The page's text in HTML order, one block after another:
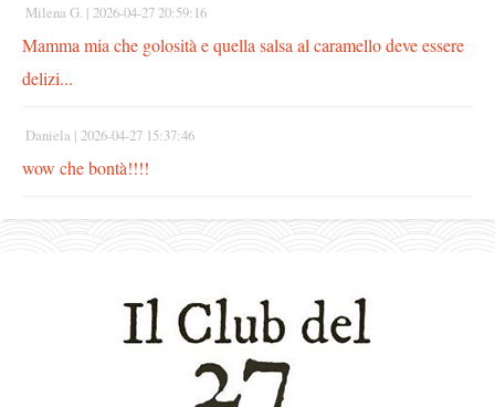
Milena G. | 2026-04-27 20:59:16
Mamma mia che golosità e quella salsa al caramello deve essere
delizi...
Daniela | 2026-04-27 15:37:46
wow che bontà!!!!